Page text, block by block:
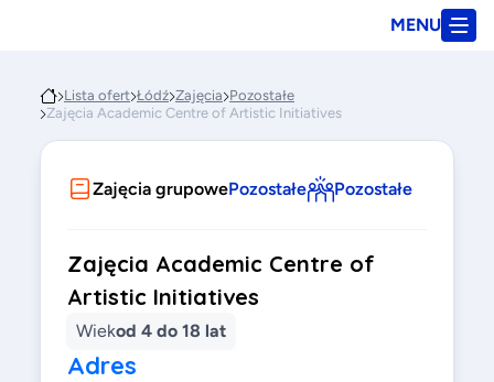
MENU
Lista ofert Łódź Zajęcia Pozostałe
Zajęcia Academic Centre of Artistic Initiatives
Zajęcia grupowePozostałe Pozostałe
Zajęcia Academic Centre of
Artistic Initiatives
Wiekod 4 do 18 lat
Adres